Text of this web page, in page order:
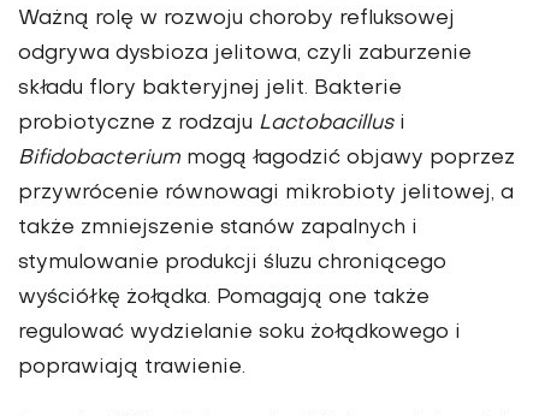
Ważną rolę w rozwoju choroby refluksowej
odgrywa dysbioza jelitowa, czyli zaburzenie
składu flory bakteryjnej jelit. Bakterie
probiotyczne z rodzaju Lactobacillus i
Bifidobacterium mogą łagodzić objawy poprzez
przywrócenie równowagi mikrobioty jelitowej, a
także zmniejszenie stanów zapalnych i
stymulowanie produkcji śluzu chroniącego
wyściółkę żołądka. Pomagają one także
regulować wydzielanie soku żołądkowego i
poprawiają trawienie.